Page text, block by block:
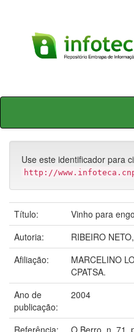
Skip
Use este identificador para
http://
Título:
Vinho para
Autoria:
RIBEIRO
Afiliação:
MARCELINO
CPATSA.
Ano de
publicação:
2004
Referência:
O Berro, n. 71,